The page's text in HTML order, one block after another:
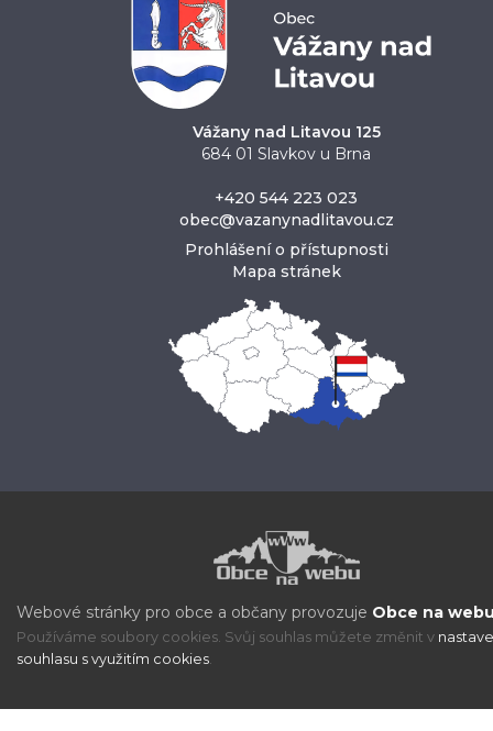
Vážany nad Litavou 125
684 01 Slavkov u Brna
+420 544 223 023
obec@vazanynadlitavou.cz
Prohlášení o přístupnosti
Mapa stránek
Webové stránky pro obce a občany provozuje Obce na
Používáme soubory cookies. Svůj souhlas můžete změnit v
souhlasu s využitím cookies